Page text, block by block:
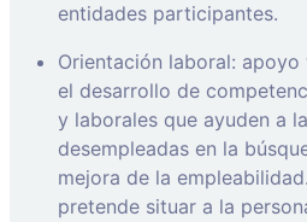
entidades participantes.
Orientación laboral:
el desarrollo de
y laborales que ayuden a
desempleadas en la
mejora de la
pretende situar a la